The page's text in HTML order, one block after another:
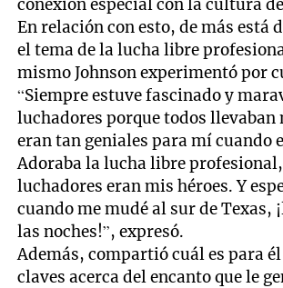
conexión especial con la cultura
En relación con esto, de más está
el tema de la lucha libre
mismo Johnson experimentó por
“Siempre estuve fascinado y
luchadores porque todos llevaban
eran tan geniales para mí cuando
Adoraba la lucha libre
luchadores eran mis héroes. Y
cuando me mudé al sur de Texas,
las noches!”, expresó.
Además, compartió cuál es para
claves acerca del encanto que le